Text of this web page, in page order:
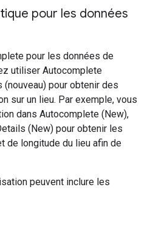
pour les données
pour les données de
utiliser Autocomplete
pour obtenir des
sur un lieu. Par exemple, vous
dans Autocomplete (New),
(New) pour obtenir les
de longitude du lieu afin de
peuvent inclure les